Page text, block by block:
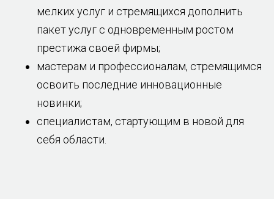
мелких услуг и стремящихся дополнить
пакет услуг с одновременным ростом
престижа своей фирмы;
мастерам и профессионалам, стремящимся
освоить последние инновационные
новинки;
специалистам, стартующим в новой для
себя области.